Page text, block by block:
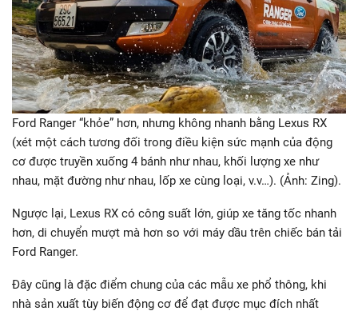
Ford Ranger “khỏe” hơn, nhưng không nhanh bằng Lexus RX
(xét một cách tương đối trong điều kiện sức mạnh của động
cơ được truyền xuống 4 bánh như nhau, khối lượng xe như
nhau, mặt đường như nhau, lốp xe cùng loại, v.v…). (Ảnh: Zing).
Ngược lại, Lexus RX có công suất lớn, giúp xe tăng tốc nhanh
hơn, di chuyển mượt mà hơn so với máy dầu trên chiếc bán tải
Ford Ranger.
Đây cũng là đặc điểm chung của các mẫu xe phổ thông, khi
nhà sản xuất tùy biến động cơ để đạt được mục đích nhất